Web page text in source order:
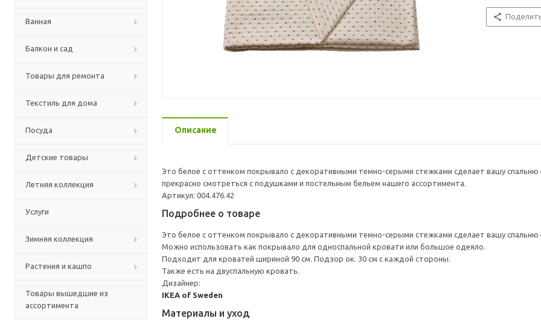
Ванная
Балкон и сад
Товары для ремонта
Текстиль для дома
Посуда
Детские товары
Летняя коллекция
Услуги
Зимняя коллекция
Растения и кашпо
Товары вышедшие из
ассортимента
Описание
Это белое с оттенком покрывало с декоративными темно-серыми стежками сделает вашу спальню
прекрасно смотреться с подушками и постельным бельем нашего ассортимента.
Артикул: 004.476.42
Подробнее о товаре
Это белое с оттенком покрывало с декоративными темно-серыми стежками сделает вашу
Можно использовать как покрывало для односпальной кровати или большое одеяло.
Подходит для кроватей шириной 90 см. Подзор ок. 30 см с каждой стороны.
Также есть на двуспальную кровать.
Дизайнер:
IKEA of Sweden
Материалы и уход